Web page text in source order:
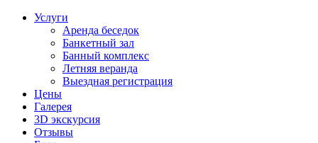
Услуги
Аренда беседок
Банкетный зал
Банный комплекс
Летняя веранда
Выездная регистрация
Цены
Галерея
3D экскурсия
Отзывы